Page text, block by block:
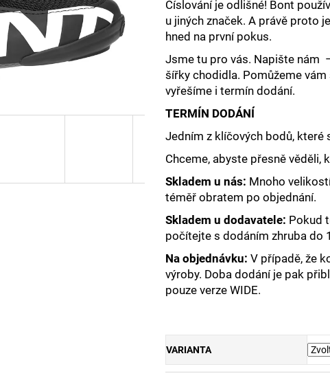
Číslování je odlišné! Bont
u jiných značek. A právě proto
hned na první pokus.
Jsme tu pro vás. Napište nám
šířky chodidla. Pomůžeme
vyřešíme i termín dodání.
TERMÍN DODÁNÍ
Jedním z klíčových bodů, které
Chceme, abyste přesně věděli,
Skladem u nás: Mnoho
téměř obratem po objednání.
Skladem u dodavatele: Pokud
počítejte s dodáním zhruba do
Na objednávku: V případě, že
výroby. Doba dodání je pak
pouze verze WIDE.
VARIANTA
PRECISION FUEL AND HYDRATION -
TUBE1500
259 Kč
PRECISION FUEL
CAFFEINE
79 Kč